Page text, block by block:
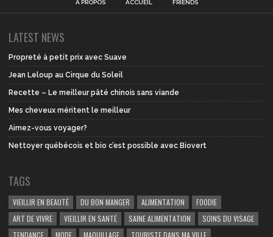
À PROPOS ACCUEIL FRIENDS
LATEST NEWS
Propreté à petit prix avec Suave
Jean Leloup au Cirque du Soleil
Recette – Le meilleur pâté chinois sans viande
Mes cheveux méritent le meilleur
Aimez-vous voyager?
Nettoyer québécois et bio c’est possible avec Biovert
TAGS
VIEILLIR EN BEAUTÉ DU BON MANGER ALIMENTATION
FOODIE
ART DE VIVRE
VIEILLIR EN SANTÉ SAINE ALIMENTATION
SOINS DU VISAGE